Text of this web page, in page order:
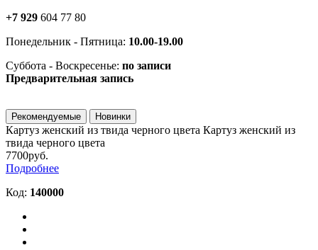
+7 929 604 77 80
Понедельник - Пятница: 10.00-19.00
Суббота - Воскресенье: по записи
Предварительная запись
Рекомендуемые Новинки
Картуз женский из твида черного цвета Картуз женский из
твида черного цвета
7700руб.
Подробнее
Код: 140000